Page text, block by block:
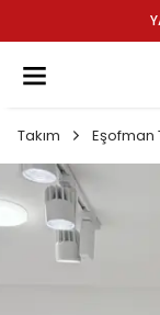
Takım Eşofman